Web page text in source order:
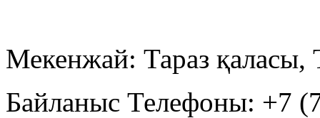
Мекенжай: Тараз қаласы,
Байланыс Телефоны: +7